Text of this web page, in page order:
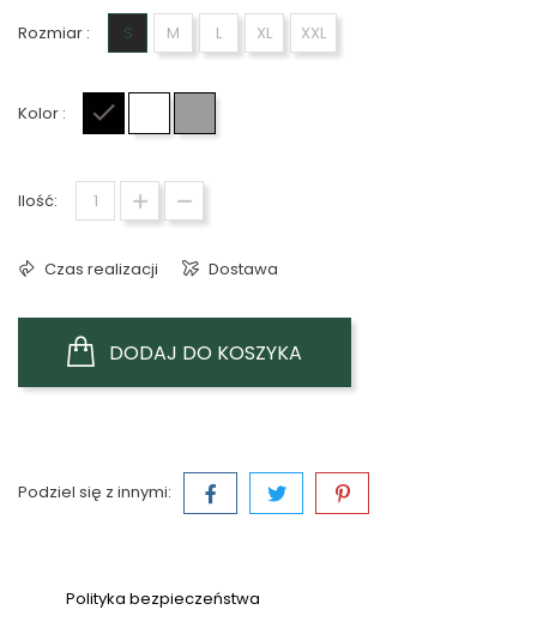
Rozmiar : S M L XL XXL
Kolor :
Ilość:
Czas realizacji Dostawa
DODAJ DO KOSZYKA
Podziel się z innymi:
Polityka bezpieczeństwa